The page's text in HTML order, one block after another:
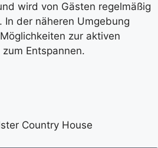
wird von Gästen regelmäßig
In der näheren Umgebung
zur aktiven
Entspannen.